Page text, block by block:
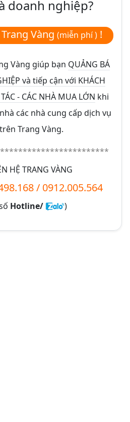
doanh nghiệp?
Vàng (miễn phí ) !
Vàng giúp bạn QUẢNG BÁ
và tiếp cận với KHÁCH
- CÁC NHÀ MUA LỚN khi
các nhà cung cấp dịch vụ
trên Trang Vàng.
HỆ TRANG VÀNG
/ 0912.005.564
Hotline/ )